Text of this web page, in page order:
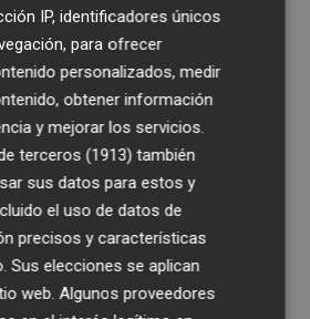
IP, identificadores únicos
para ofrecer
personalizados, medir
obtener información
y mejorar los servicios.
terceros (1913) también
sus datos para estos y
el uso de datos de
precisos y características
Sus elecciones se aplican
web. Algunos proveedores